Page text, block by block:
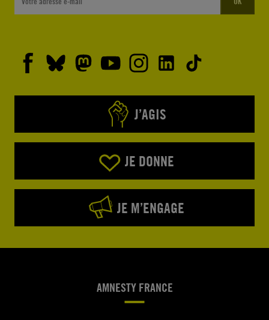
J’AGIS
JE DONNE
JE M’ENGAGE
AMNESTY FRANCE